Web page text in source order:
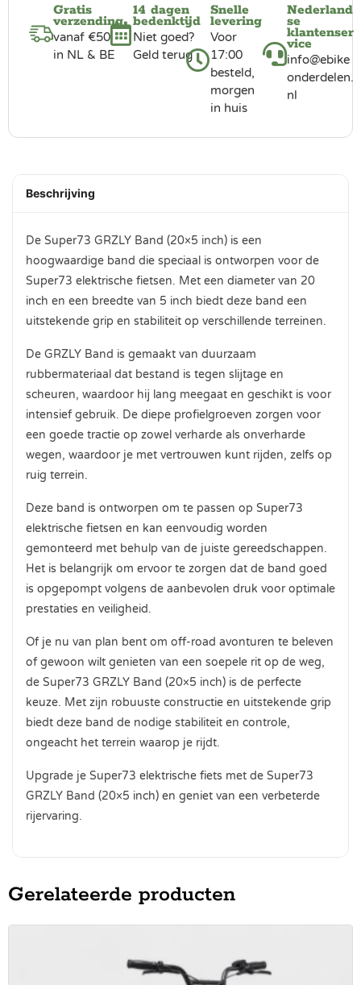
Gratis
verzending
vanaf €50
in NL & BE
14 dagen
bedenktijd
Niet goed?
Geld terug
Snelle
levering
Voor
17:00
besteld,
morgen
in huis
Nederland
se
klantenser
vice
info@ebike
onderdelen.
nl
Beschrijving
De Super73 GRZLY Band (20×5 inch) is een
hoogwaardige band die speciaal is ontworpen voor de
Super73 elektrische fietsen. Met een diameter van 20
inch en een breedte van 5 inch biedt deze band een
uitstekende grip en stabiliteit op verschillende terreinen.
De GRZLY Band is gemaakt van duurzaam
rubbermateriaal dat bestand is tegen slijtage en
scheuren, waardoor hij lang meegaat en geschikt is voor
intensief gebruik. De diepe profielgroeven zorgen voor
een goede tractie op zowel verharde als onverharde
wegen, waardoor je met vertrouwen kunt rijden, zelfs op
ruig terrein.
Deze band is ontworpen om te passen op Super73
elektrische fietsen en kan eenvoudig worden
gemonteerd met behulp van de juiste gereedschappen.
Het is belangrijk om ervoor te zorgen dat de band goed
is opgepompt volgens de aanbevolen druk voor optimale
prestaties en veiligheid.
Of je nu van plan bent om off-road avonturen te beleven
of gewoon wilt genieten van een soepele rit op de weg,
de Super73 GRZLY Band (20×5 inch) is de perfecte
keuze. Met zijn robuuste constructie en uitstekende grip
biedt deze band de nodige stabiliteit en controle,
ongeacht het terrein waarop je rijdt.
Upgrade je Super73 elektrische fiets met de Super73
GRZLY Band (20×5 inch) en geniet van een verbeterde
rijervaring.
Gerelateerde producten